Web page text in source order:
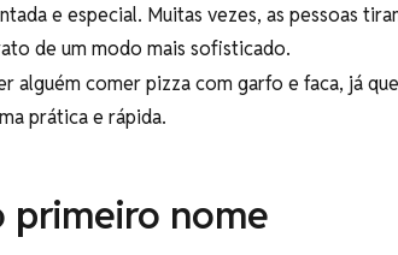
e especial. Muitas vezes, as pessoas
de um modo mais sofisticado.
alguém comer pizza com garfo e faca, já
prática e rápida.
primeiro nome